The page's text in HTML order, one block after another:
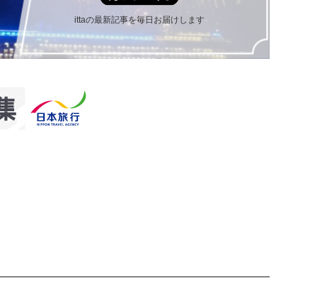
ittaの最新記事を毎日お届けします